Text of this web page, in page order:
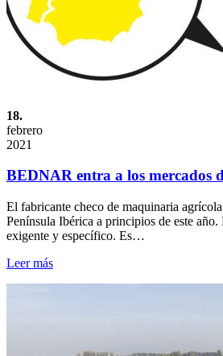
18.
febrero
2021
BEDNAR entra a los mercados
El fabricante checo de maquinaria
Península Ibérica a principios de este
exigente y específico. Es…
Leer más